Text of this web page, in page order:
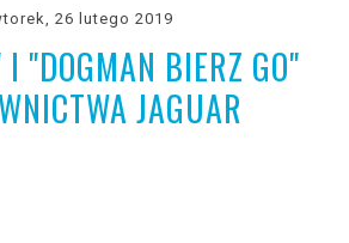
26 lutego 2019
"DOGMAN BIERZ GO"
JAGUAR